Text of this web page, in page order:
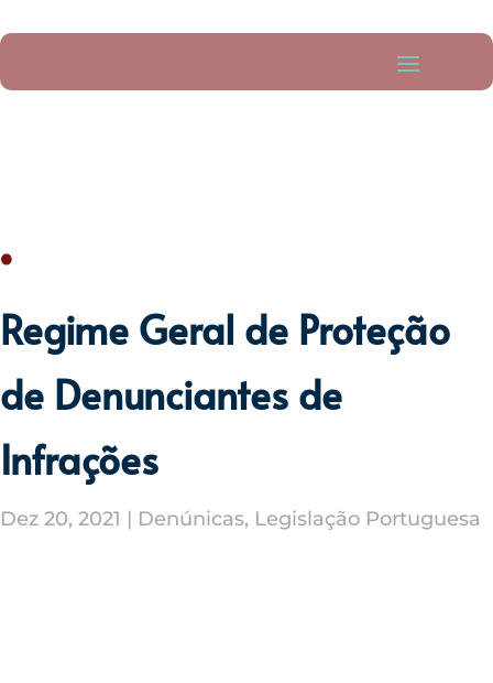
.
Regime Geral de Proteção
de Denunciantes de
Infrações
Dez 20, 2021 | Denúnicas, Legislação Portuguesa